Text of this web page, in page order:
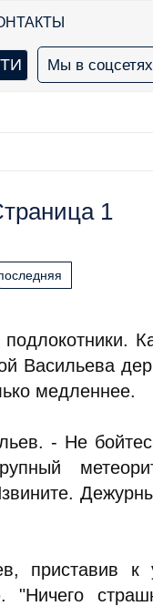
Мы в
1
Васильева
медленнее.
- Не
приставив к
"Ничего